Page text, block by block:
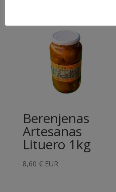
Berenjenas
Artesanas
Lituero 1kg
8,60 € EUR